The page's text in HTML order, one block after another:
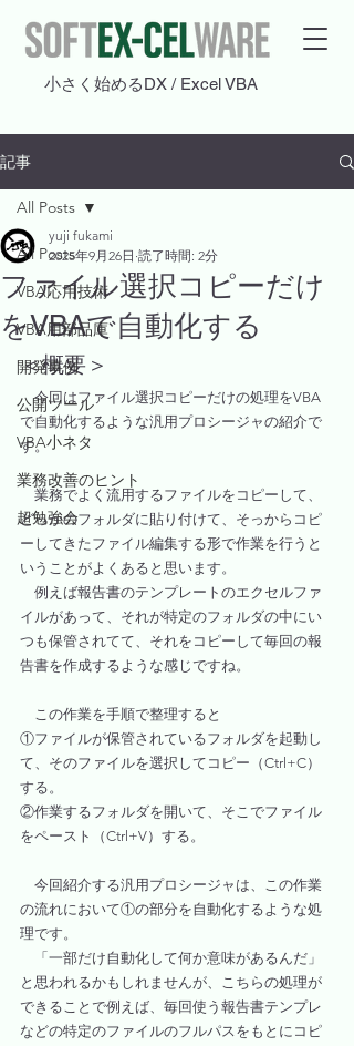
​小さく始めるDX / Excel VBA
記事
All Posts
VBA応用技術
VBA用部品庫
開発事例
公開ツール
VBA小ネタ
業務改善のヒント
超勉強会
All Posts
ファイル選択コピーだけ
をVBAで自動化する
yuji fukami
2025年9月26日 読了時間: 2分
＜概要＞
今回はファイル選択コピーだけの処理をVBA
で自動化するような汎用プロシージャの紹介で
す。
業務でよく流用するファイルをコピーして、
どっかのフォルダに貼り付けて、そっからコピ
ーしてきたファイル編集する形で作業を行うと
いうことがよくあると思います。
例えば報告書のテンプレートのエクセルファ
イルがあって、それが特定のフォルダの中にい
つも保管されてて、それをコピーして毎回の報
告書を作成するような感じですね。
この作業を手順で整理すると
①ファイルが保管されているフォルダを起動し
て、そのファイルを選択してコピー（Ctrl+C）
する。
②作業するフォルダを開いて、そこでファイル
をペースト（Ctrl+V）する。
今回紹介する汎用プロシージャは、この作業
の流れにおいて①の部分を自動化するような処
理です。
「一部だけ自動化して何か意味があるんだ」
と思われるかもしれませんが、こちらの処理が
できることで例えば、毎回使う報告書テンプレ
などの特定のファイルのフルパスをもとにコピ